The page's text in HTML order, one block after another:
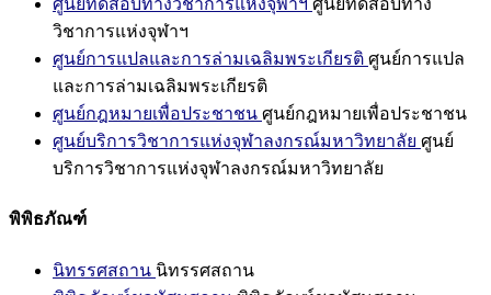
ศูนย์ทดสอบทางวิชาการแห่งจุฬาฯ ศูนย์ทดสอบทาง
วิชาการแห่งจุฬาฯ
ศูนย์การแปลและการล่ามเฉลิมพระเกียรติ ศูนย์การแปล
และการล่ามเฉลิมพระเกียรติ
ศูนย์กฎหมายเพื่อประชาชน ศูนย์กฎหมายเพื่อประชาชน
ศูนย์บริการวิชาการแห่งจุฬาลงกรณ์มหาวิทยาลัย ศูนย์
บริการวิชาการแห่งจุฬาลงกรณ์มหาวิทยาลัย
พิพิธภัณฑ์
นิทรรศสถาน นิทรรศสถาน